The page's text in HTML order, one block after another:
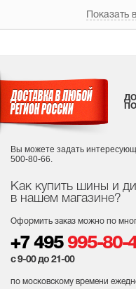
Показать
Как купить шины и
в нашем магазине?
Оформить заказ можно по
+7 495 995-80-
с 9-00 до 21-00
по московскому времени
Вы можете задать
500-80-66.